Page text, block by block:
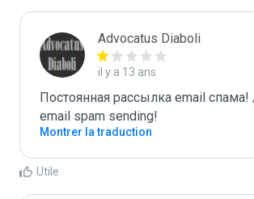
Advocatus Diaboli
il y a 13 ans
Постоянная рассылка email спама!
email spam sending!
Montrer la traduction
Utile